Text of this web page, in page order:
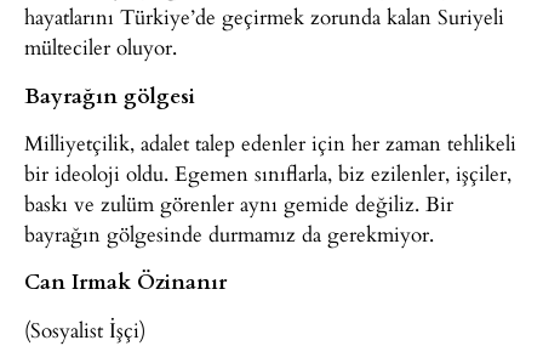
hayatlarını Türkiye’de geçirmek zorunda kalan Suriyeli
mülteciler oluyor.
Bayrağın gölgesi
Milliyetçilik, adalet talep edenler için her zaman tehlikeli
bir ideoloji oldu. Egemen sınıflarla, biz ezilenler, işçiler,
baskı ve zulüm görenler aynı gemide değiliz. Bir
bayrağın gölgesinde durmamız da gerekmiyor.
Can Irmak Özinanır
(Sosyalist İşçi)